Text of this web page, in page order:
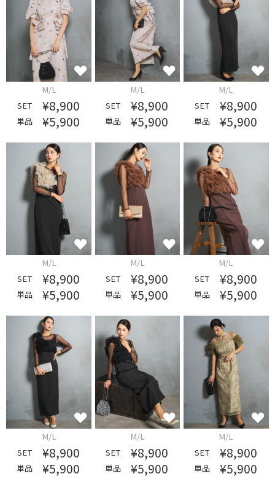
M/L
SET
¥8,900
単品 ¥5,900
M/L
SET
¥8,900
単品 ¥5,900
M/L
SET
¥8,900
単品 ¥5,900
M/L
SET
¥8,900
単品 ¥5,900
M/L
SET
¥8,900
単品 ¥5,900
M/L
SET
¥8,900
単品 ¥5,900
M/L
SET
¥8,900
単品 ¥5,900
M/L
SET
¥8,900
単品 ¥5,900
M/L
SET
¥8,900
単品 ¥5,900